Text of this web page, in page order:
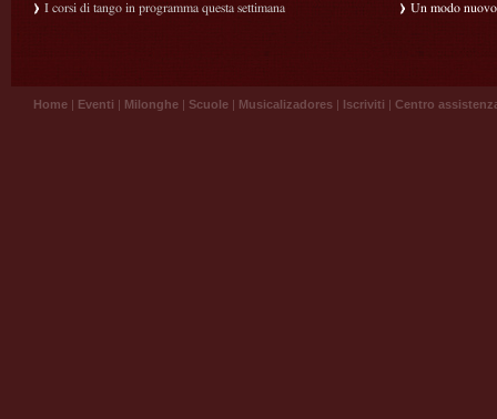
I corsi di tango in programma questa settimana
Un modo
Home | Eventi | Milonghe | Scuole | Musicalizadores | Iscriviti | Centro